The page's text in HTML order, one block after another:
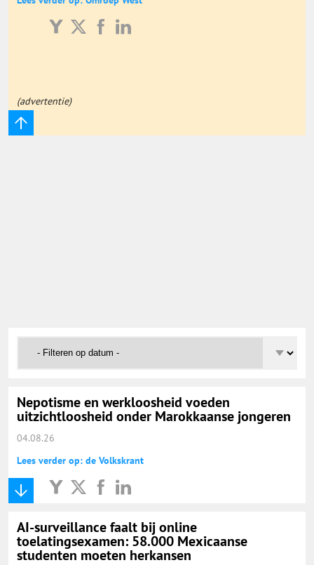
Hoger Onderwijs
MBO
Vacaturewijzer Basisonderwijs
(advertentie)
Nepotisme en werkloosheid voeden
uitzichtloosheid onder Marokkaanse jongeren
04.08.26
Lees verder op: de Volkskrant
AI-surveillance faalt bij online
toelatingsexamen: 58.000 Mexicaanse
studenten moeten herkansen